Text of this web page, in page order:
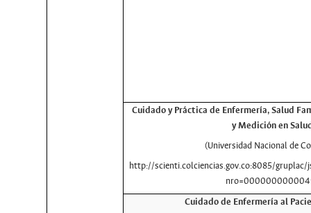
Cuidado y Práctica de Enfermería, Salud
y Medición en
(Universidad Nacional de
http://scienti.colciencias.gov.co:8085/gruplac/
Cuidado de Enfermería al